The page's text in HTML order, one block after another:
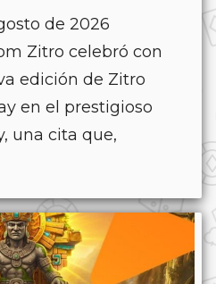
de 2026
Zitro celebró con
edición de Zitro
en el prestigioso
una cita que,